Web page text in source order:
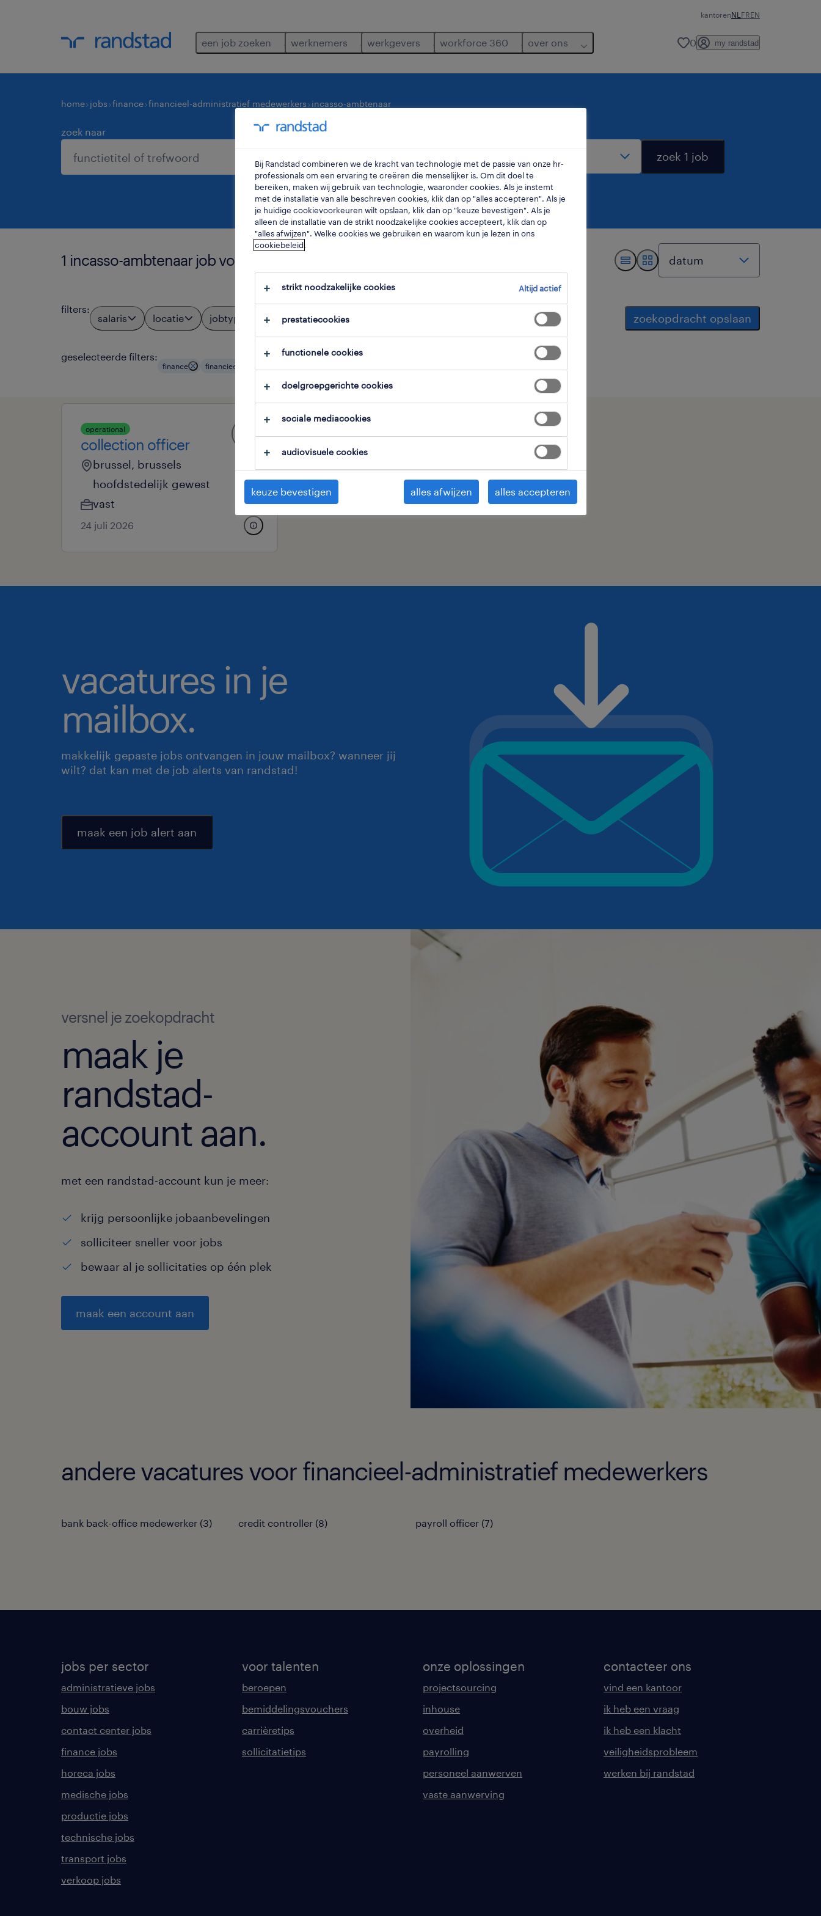
kantorenNL FREN
een job zoeken werknemers werkgevers workforce 360 over ons 0 my randstad
home jobs finance financieel-administratief medewerkers incasso-ambtenaar
zoek naar waar
zoek 1 job
1 incasso-ambtenaar job voor je gevonden.
filters:
salaris locatie jobtypes 3 expertisedomein zoekopdracht opslaan
geselecteerde filters:
finance financieel-administratief medewe
operational
collection officer
brussel, brussels
hoofdstedelijk gewest
vast
24 juli 2026
vacatures in je
mailbox.
makkelijk gepaste jobs ontvangen in jouw mailbox? wanneer jij
wilt? dat kan met de job alerts van randstad!
maak een job alert aan
versnel je zoekopdracht
maak je
randstad-
account aan.
met een randstad-account kun je meer:
krijg persoonlijke jobaanbevelingen
solliciteer sneller voor jobs
bewaar al je sollicitaties op één plek
maak een account aan
andere vacatures voor financieel-administratief medewerkers
bank back-office medewerker (3) credit controller (8) payroll officer (7)
jobs per sector
administratieve jobs
bouw jobs
contact center jobs
finance jobs
horeca jobs
medische jobs
productie jobs
technische jobs
transport jobs
verkoop jobs
voor talenten
beroepen
bemiddelingsvouchers
carrièretips
sollicitatietips
onze oplossingen
projectsourcing
inhouse
overheid
payrolling
personeel aanwerven
vaste aanwerving
contacteer ons
vind een kantoor
ik heb een vraag
ik heb een klacht
veiligheidsprobleem
werken bij randstad
Bij Randstad combineren we de kracht van technologie met de passie van onze hr-
professionals om een ervaring te creëren die menselijker is. Om dit doel te
bereiken, maken wij gebruik van technologie, waaronder cookies. Als je instemt
met de installatie van alle beschreven cookies, klik dan op "alles accepteren". Als je
je huidige cookievoorkeuren wilt opslaan, klik dan op "keuze bevestigen". Als je
alleen de installatie van de strikt noodzakelijke cookies accepteert, klik dan op
"alles afwijzen". Welke cookies we gebruiken en waarom kun je lezen in ons
cookiebeleid.
strikt noodzakelijke cookies Altijd actief
prestatiecookies
functionele cookies
doelgroepgerichte cookies
sociale mediacookies
audiovisuele cookies
keuze bevestigen alles afwijzen alles accepteren